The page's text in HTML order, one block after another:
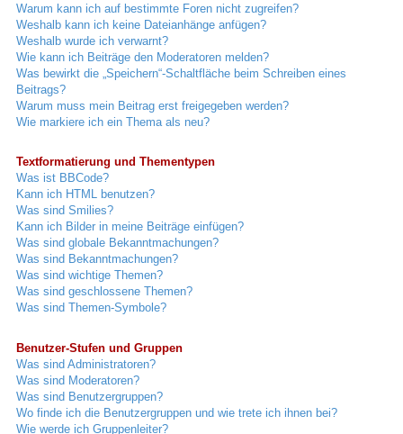
Warum kann ich auf bestimmte Foren nicht zugreifen?
Weshalb kann ich keine Dateianhänge anfügen?
Weshalb wurde ich verwarnt?
Wie kann ich Beiträge den Moderatoren melden?
Was bewirkt die „Speichern“-Schaltfläche beim Schreiben eines
Beitrags?
Warum muss mein Beitrag erst freigegeben werden?
Wie markiere ich ein Thema als neu?
Textformatierung und Thementypen
Was ist BBCode?
Kann ich HTML benutzen?
Was sind Smilies?
Kann ich Bilder in meine Beiträge einfügen?
Was sind globale Bekanntmachungen?
Was sind Bekanntmachungen?
Was sind wichtige Themen?
Was sind geschlossene Themen?
Was sind Themen-Symbole?
Benutzer-Stufen und Gruppen
Was sind Administratoren?
Was sind Moderatoren?
Was sind Benutzergruppen?
Wo finde ich die Benutzergruppen und wie trete ich ihnen bei?
Wie werde ich Gruppenleiter?